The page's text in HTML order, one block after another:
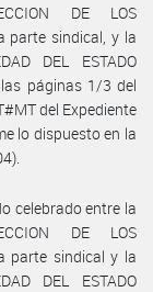
DE LOS
parte sindical, y la
DEL ESTADO
páginas 1/3 del
del Expediente
lo dispuesto en la
celebrado entre la
DE LOS
parte sindical y la
DEL ESTADO